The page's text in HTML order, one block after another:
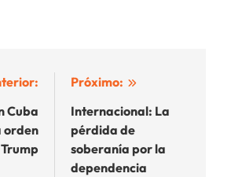
Cuba
orden
Próximo:
Internacional: La
pérdida de
soberanía por la
dependencia